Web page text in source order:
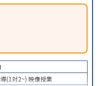
(1対2~) 映像授業